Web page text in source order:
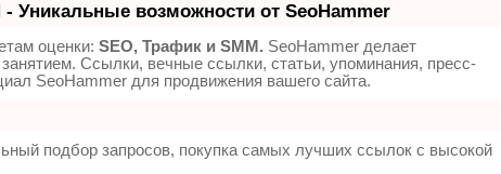
возможности от SeoHammer
оценки: SEO, Трафик и SMM. SeoHammer делает
Ссылки, вечные ссылки, статьи, упоминания, пресс-
SeoHammer для продвижения вашего сайта.
подбор запросов, покупка самых лучших ссылок с высокой